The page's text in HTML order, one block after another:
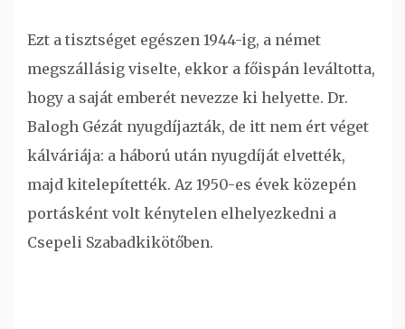
Ezt a tisztséget egészen 1944-ig, a német
megszállásig viselte, ekkor a főispán leváltotta,
hogy a saját emberét nevezze ki helyette. Dr.
Balogh Gézát nyugdíjazták, de itt nem ért véget
kálváriája: a háború után nyugdíját elvették,
majd kitelepítették. Az 1950-es évek közepén
portásként volt kénytelen elhelyezkedni a
Csepeli Szabadkikötőben.